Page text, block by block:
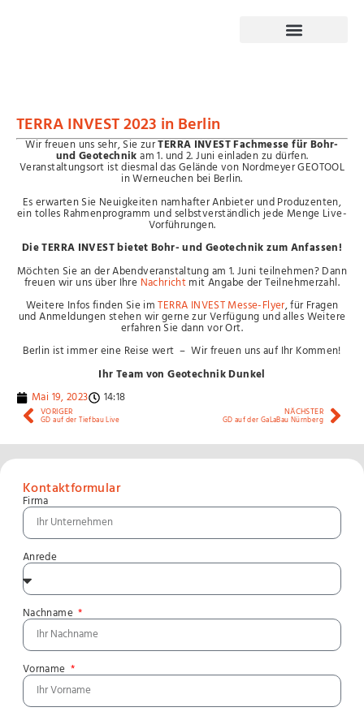
TERRA INVEST 2023 in Berlin
Wir freuen uns sehr, Sie zurTERRA INVESTFachmesse für Bohr-
und Geotechnikam 1. und 2. Juni einladen zu dürfen.
Veranstaltungsort ist diesmal das Gelände von Nordmeyer GEOTOOL
in Werneuchen bei Berlin.
Es erwarten Sie Neuigkeiten namhafter Anbieter und Produzenten,
ein tolles Rahmenprogramm und selbstverständlich jede Menge Live-
Vorführungen.
Die TERRA INVEST bietet Bohr- und Geotechnik zum Anfassen!
Möchten Sie an der Abendveranstaltung am 1. Juni teilnehmen? Dann
freuen wir uns über Ihre Nachrichtmit Angabe der Teilnehmerzahl.
Weitere Infos finden Sie imTERRA INVEST Messe-Flyer, für Fragen
und Anmeldungen stehen wir gerne zur Verfügung und alles Weitere
erfahren Sie dann vor Ort.
Berlin ist immer eine Reise wert – Wir freuen uns auf Ihr Kommen!
Ihr Team von Geotechnik Dunkel
Mai 19, 2023
14:18
VORIGER
GD auf der Tiefbau Live
NÄCHSTER
GD auf der GaLaBau Nürnberg
Kontaktformular
Firma
Anrede
Nachname
Vorname